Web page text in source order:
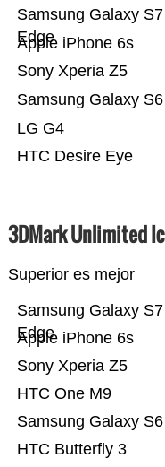
HTC Desire Eye
LG G4
Samsung Galaxy S6
Sony Xperia Z5
Apple iPhone 6s
Samsung Galaxy S7
Edge
3DMark Unlimited
Superior es mejor
HTC Butterfly 3
Samsung Galaxy S6
HTC One M9
Sony Xperia Z5
Apple iPhone 6s
Samsung Galaxy S7
Edge